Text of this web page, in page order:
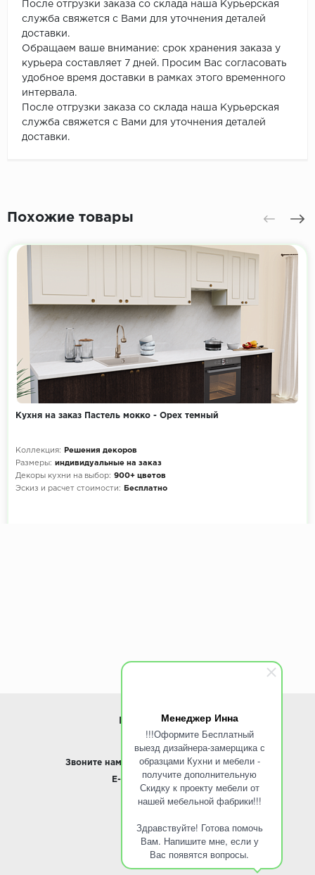
Менеджер Инна
!!!Оформите Бесплатный
выезд дизайнера-замерщика с
образцами Кухни и мебели -
получите дополнительную
Скидку к проекту мебели от
нашей мебельной фабрики!!!
Здравствуйте! Готова помочь
Вам. Напишите мне, если у
Вас появятся вопросы.
После отгрузки заказа со склада наша Курьерская
служба свяжется с Вами для уточнения деталей
доставки.
Обращаем ваше внимание: срок хранения заказа у
курьера составляет 7 дней. Просим Вас согласовать
удобное время доставки в рамках этого временного
интервала.
После отгрузки заказа со склада наша Курьерская
служба свяжется с Вами для уточнения деталей
доставки.
Похожие товары
Кухня на заказ Пастель мокко - Орех темный
Коллекция:
Решения декоров
Размеры: индивидуальные на заказ
Декоры кухни на выбор: 900+ цветов
Эскиз и расчет стоимости:
Бесплатно
ИНФОРМАЦИЯ
www.ROINST.ru
Звоните нам: 8 495 797-10-50 / Whatsapp
E-mail: info@roinst.ru
О КОМПАНИИ
О компании